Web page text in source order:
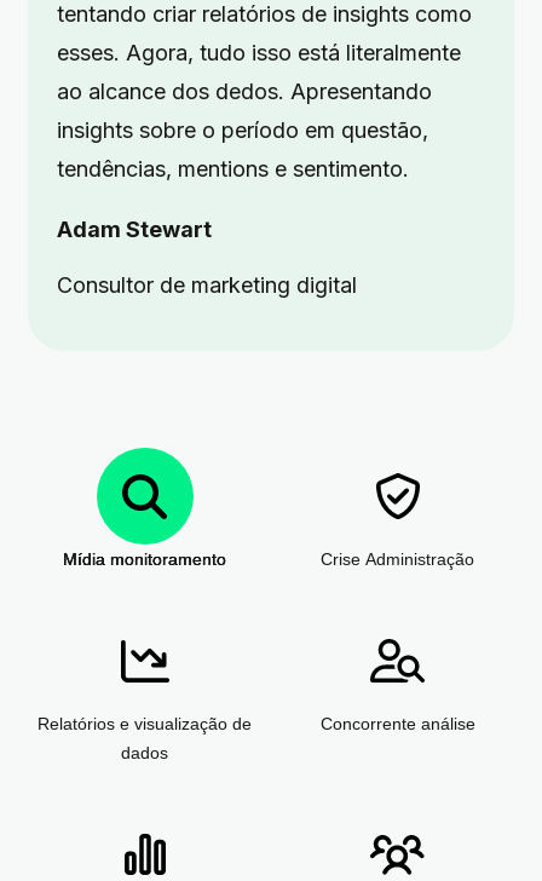
tentando criar relatórios de insights como
esses. Agora, tudo isso está literalmente
ao alcance dos dedos. Apresentando
insights sobre o período em questão,
tendências, mentions e sentimento.
Adam Stewart
Consultor de marketing digital
Mídia monitoramento Crise Administração
Relatórios e visualização de
dados
Concorrente análise